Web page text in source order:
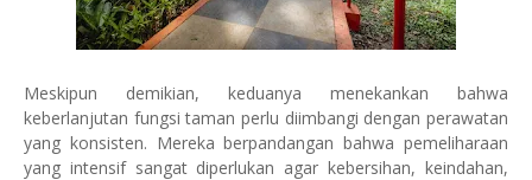
Meskipun demikian, keduanya menekankan bahwa
keberlanjutan fungsi taman perlu diimbangi dengan perawatan
yang konsisten. Mereka berpandangan bahwa pemeliharaan
yang intensif sangat diperlukan agar kebersihan, keindahan,